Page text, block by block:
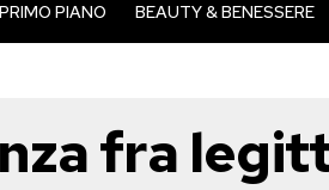
PIANO BEAUTY & BENESSERE
fra